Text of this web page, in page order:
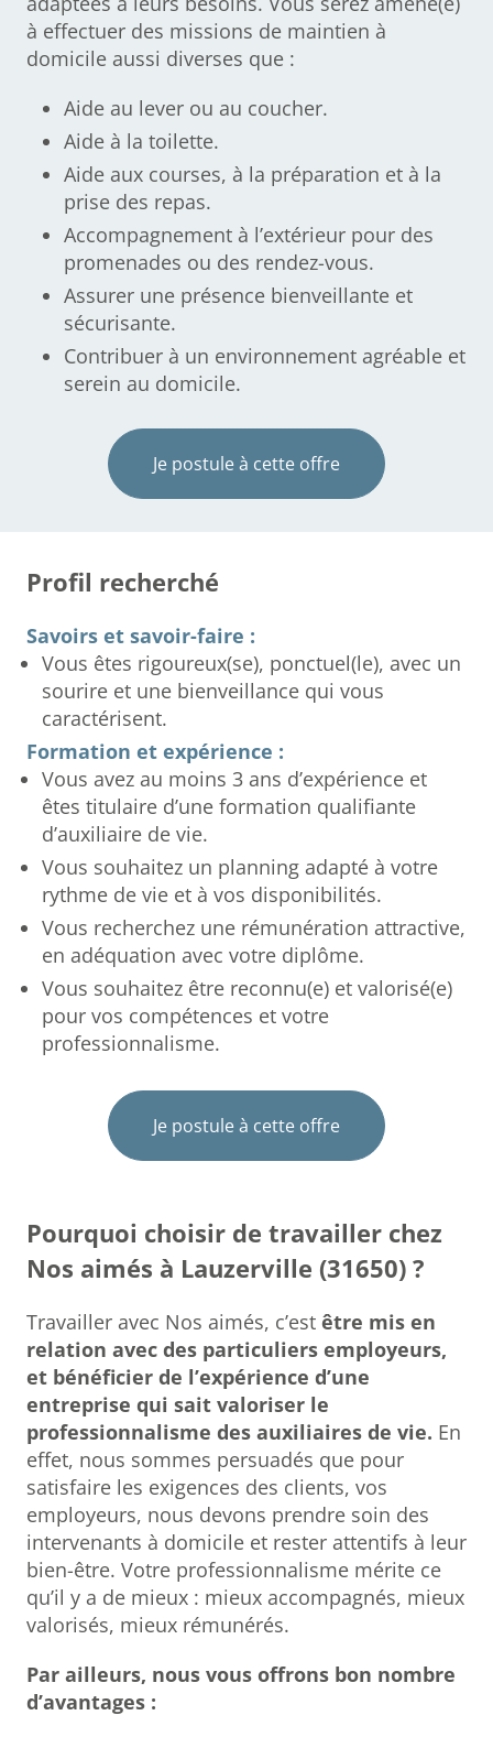
à effectuer des missions de maintien à
domicile aussi diverses que :
Aide au lever ou au coucher.
Aide à la toilette.
Aide aux courses, à la préparation et à la
prise des repas.
Accompagnement à l’extérieur pour des
promenades ou des rendez-vous.
Assurer une présence bienveillante et
sécurisante.
Contribuer à un environnement agréable et
serein au domicile.
Je postule à cette offre
Profil recherché
Savoirs et savoir-faire :
Vous êtes rigoureux(se), ponctuel(le), avec un
sourire et une bienveillance qui vous
caractérisent.
Formation et expérience :
Vous avez au moins 3 ans d’expérience et
êtes titulaire d’une formation qualifiante
d’auxiliaire de vie.
Vous souhaitez un planning adapté à votre
rythme de vie et à vos disponibilités.
Vous recherchez une rémunération attractive,
en adéquation avec votre diplôme.
Vous souhaitez être reconnu(e) et valorisé(e)
pour vos compétences et votre
professionnalisme.
Je postule à cette offre
Pourquoi choisir de travailler chez
Nos aimés à Lauzerville (31650) ?
Travailler avec Nos aimés, c’est être mis en
relation avec des particuliers employeurs,
et bénéficier de l’expérience d’une
entreprise qui sait valoriser le
professionnalisme des auxiliaires de vie. En
effet, nous sommes persuadés que pour
satisfaire les exigences des clients, vos
employeurs, nous devons prendre soin des
intervenants à domicile et rester attentifs à leur
bien-être. Votre professionnalisme mérite ce
qu’il y a de mieux : mieux accompagnés, mieux
valorisés, mieux rémunérés.
Par ailleurs, nous vous offrons bon nombre
d’avantages :